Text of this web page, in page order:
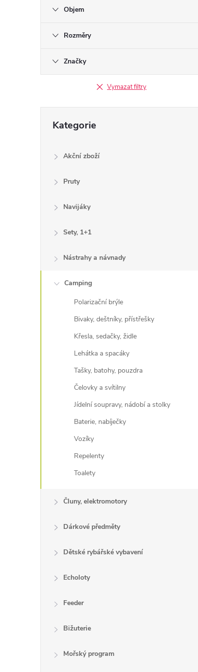
Objem
Rozměry
Značky
Vymazat filtry
kategorie
Kategorie
Akční zboží
Pruty
Navijáky
Sety, 1+1
Nástrahy a návnady
Camping
Polarizační brýle
Bivaky, deštníky, přístřešky
Křesla, sedačky, židle
Lehátka a spacáky
Tašky, batohy, pouzdra
Čelovky a svítilny
Jídelní soupravy, nádobí a stolky
Baterie, nabíječky
Vozíky
Repelenty
Toalety
Čluny, elektromotory
Dárkové předměty
Dětské rybářské vybavení
Echoloty
Feeder
Bižuterie
Mořský program